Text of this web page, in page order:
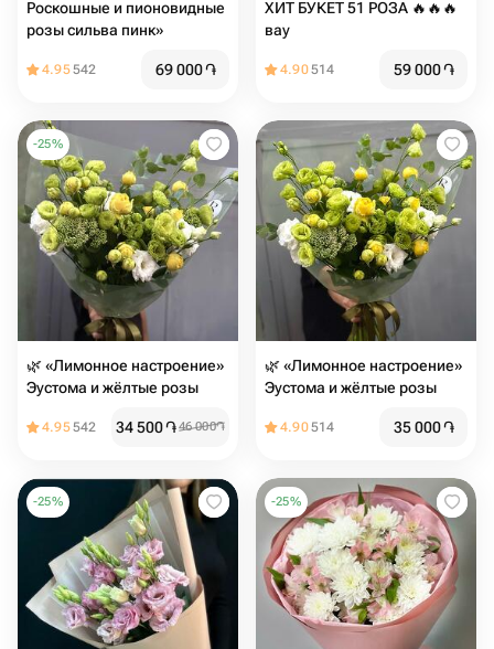
Роскошные и пионовидные
розы сильва пинк»
4.95542 69 000֏
ХИТ БУКЕТ 51 РОЗА 🔥🔥🔥
вау
4.90514 59 000֏
-25%
🌿 «Лимонное настроение»
Эустома и жёлтые розы
4.95542 34 500֏46 000֏
🌿 «Лимонное настроение»
Эустома и жёлтые розы
4.90514 35 000֏
-25% -25%